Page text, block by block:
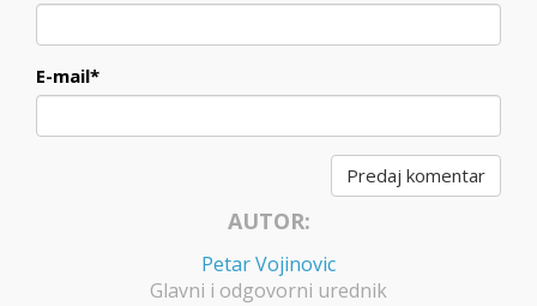
E-mail*
AUTOR:
Petar Vojinovic
Glavni i odgovorni urednik